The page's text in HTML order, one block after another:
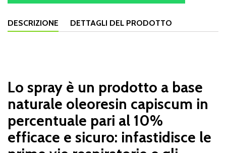
DESCRIZIONE DETTAGLI DEL PRODOTTO
Lo spray è un prodotto a base
naturale oleoresin capiscum in
percentuale pari al 10%
efficace e sicuro: infastidisce le